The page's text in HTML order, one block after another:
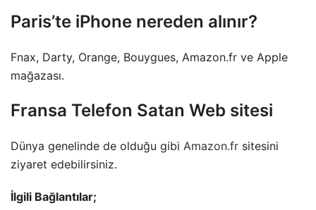
Paris’te iPhone nereden alınır?
Fnax, Darty, Orange, Bouygues, Amazon.fr ve Apple
mağazası.
Fransa Telefon Satan Web sitesi
Dünya genelinde de olduğu gibi Amazon.fr sitesini
ziyaret edebilirsiniz.
İlgili Bağlantılar;